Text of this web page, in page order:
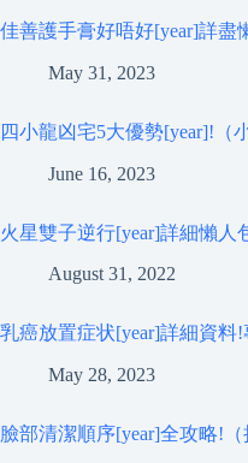
佳善護手膏好唔好[year]詳盡
May 31, 2023
四小龍凶宅5大優勢[year]!（
June 16, 2023
火星雙子逆行[year]詳細懶
August 31, 2022
乳癌放置症状[year]詳細資
May 28, 2023
臉部清潔順序[year]全攻略!（